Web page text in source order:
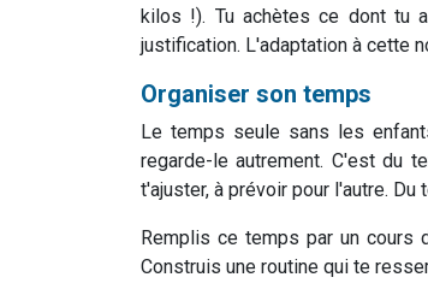
kilos !). Tu achètes ce dont tu
justification. L'adaptation à cette
Organiser son temps
Le temps seule sans les
regarde-le autrement. C'est du
t'ajuster, à prévoir pour l'autre.
Remplis ce temps par un cours
Construis une routine qui te